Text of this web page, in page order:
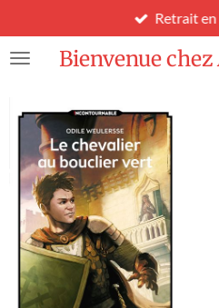
au
contenuBienvenue
Retrait